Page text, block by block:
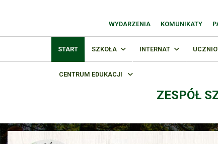
WYDARZENIA KOMUNIKATY
START SZKOŁA INTERNAT
CENTRUM EDUKACJI
ZESPÓŁ